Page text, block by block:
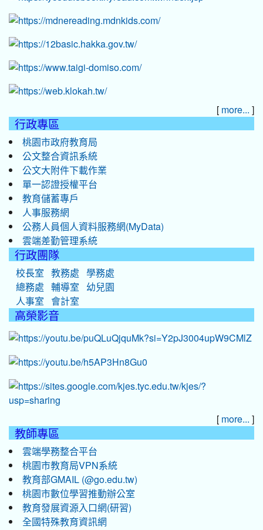
[ more... ]
行政專區
桃園市政府教育局
公文整合資訊系統
公文大附件下載作業
單一認證授權平台
教育儲蓄專戶
人事服務網
公務人員個人資料服務網(MyData)
雲端差勤管理系統
行政團隊
校長室 教務處
學務處
總務處
輔導室
幼兒園
人事室
會計室
高榮影音
[ more... ]
教師專區
雲端學務整合平台
桃園市教育局VPN系統
教育部GMAIL (@go.edu.tw)
桃園市數位學習推動辦公室
教育發展資源入口網(研習)
全國特殊教育資訊網